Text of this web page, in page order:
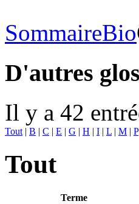
SommaireBio
D'autres
Il y a 42
Tout | B | C | E | G | H | I | L | M | P
Tout
Terme